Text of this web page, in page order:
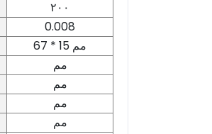
٢٠٠
0.008
67 * 15 مم
مم
مم
مم
مم